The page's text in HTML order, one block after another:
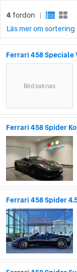
4 fordon
Läs mer om sortering
Ferrari 458 Speciale
Bild saknas
Ferrari 458 Spider
Ferrari 458 Spider 4.5